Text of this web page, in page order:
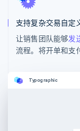
支持复杂交易自定
让销售团队能够发
流程。将开单和支
Typographic